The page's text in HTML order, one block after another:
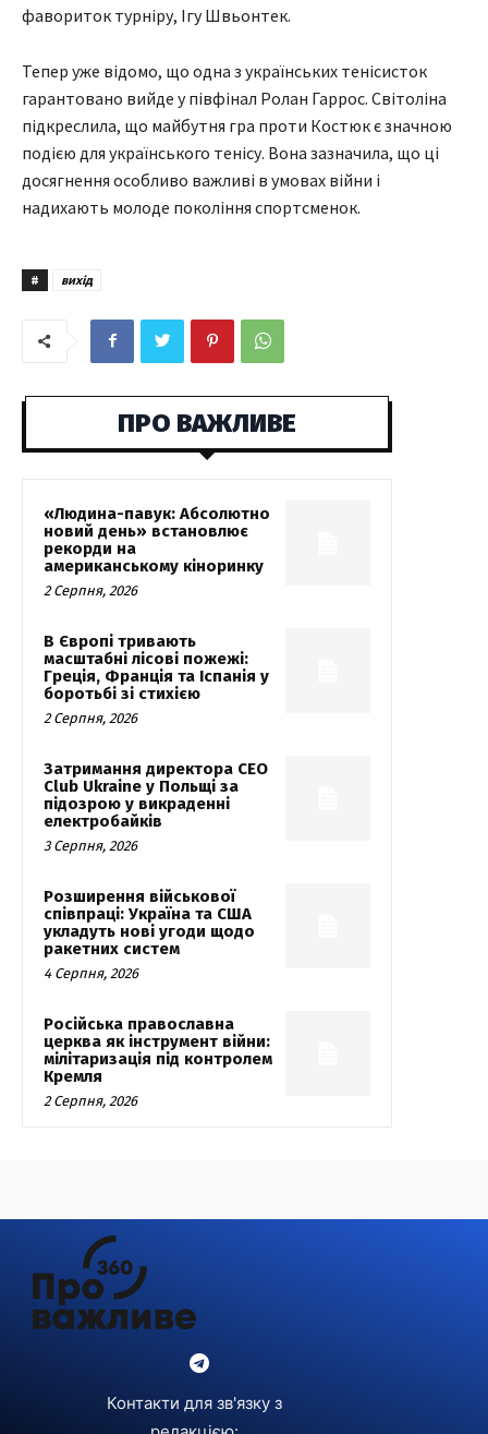
фавориток турніру, Ігу Швьонтек.
Тепер уже відомо, що одна з українських тенісисток
гарантовано вийде у півфінал Ролан Гаррос. Світоліна
підкреслила, що майбутня гра проти Костюк є значною
подією для українського тенісу. Вона зазначила, що ці
досягнення особливо важливі в умовах війни і
надихають молоде покоління спортсменок.
# вихід
ПРО ВАЖЛИВЕ
«Людина-павук: Абсолютно
новий день» встановлює
рекорди на
американському кіноринку
2 Серпня, 2026
В Європі тривають
масштабні лісові пожежі:
Греція, Франція та Іспанія у
боротьбі зі стихією
2 Серпня, 2026
Затримання директора CEO
Club Ukraine у Польщі за
підозрою у викраденні
електробайків
3 Серпня, 2026
Розширення військової
співпраці: Україна та США
укладуть нові угоди щодо
ракетних систем
4 Серпня, 2026
Російська православна
церква як інструмент війни:
мілітаризація під контролем
Кремля
2 Серпня, 2026
Контакти для зв'язку з